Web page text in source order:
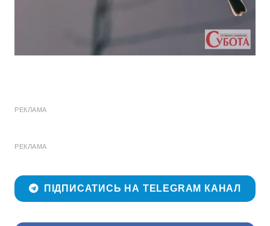
РЕКЛАМА
РЕКЛАМА
ПІДПИСАТИСЬ НА TELEGRAM КАНАЛ